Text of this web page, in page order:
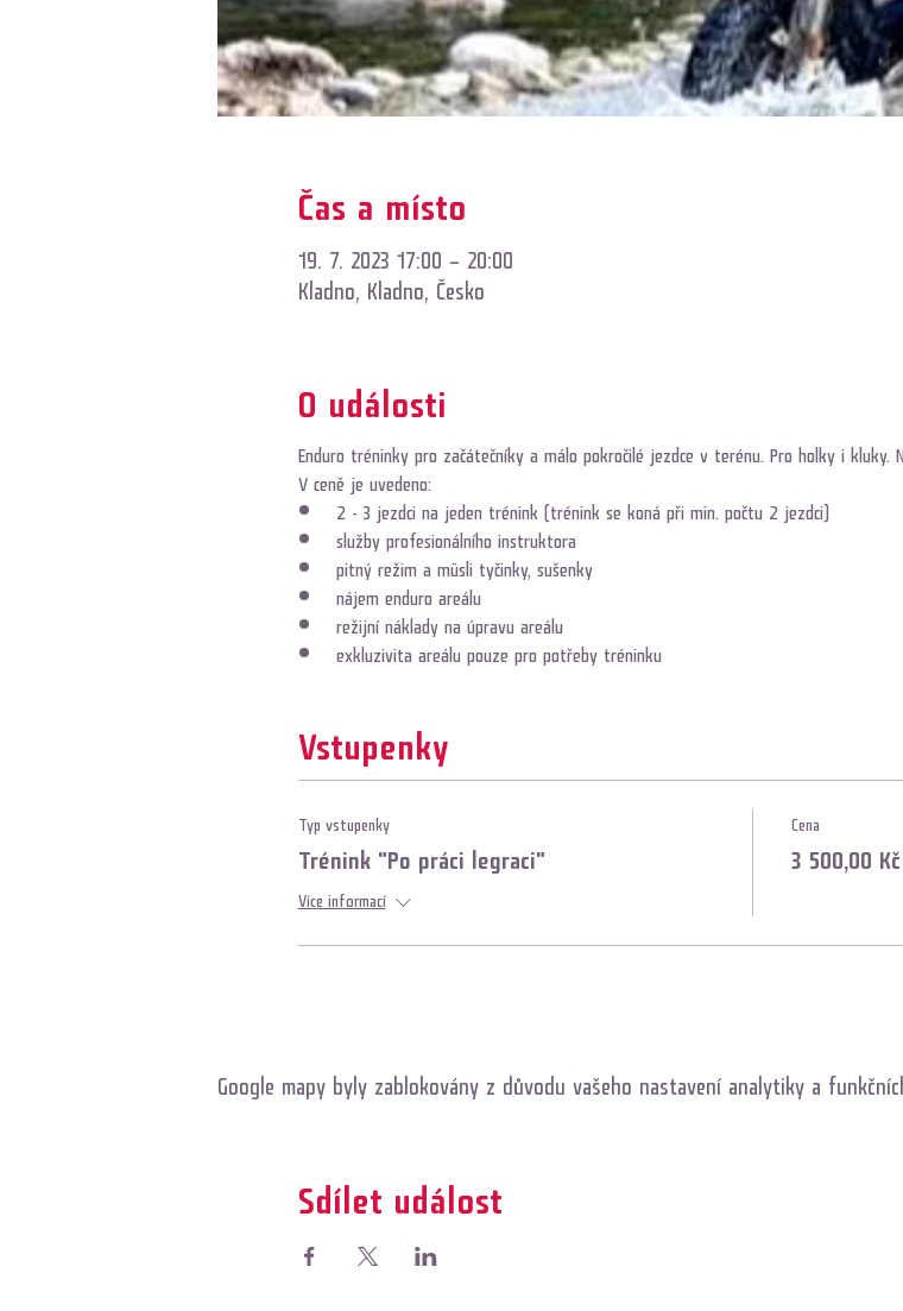
Čas a místo
19. 7. 2023 17:00 – 20:00
Kladno, Kladno, Česko
O události
Enduro tréninky pro začátečníky a málo pokročilé jezdce v terénu. Pro holky i kluky.
V ceně je uvedeno:
2 - 3 jezdci na jeden trénink (trénink se koná při min. počtu 2 jezdci)
služby profesionálního instruktora
pitný režim a müsli tyčinky, sušenky
nájem enduro areálu
režijní náklady na úpravu areálu
exkluzivita areálu pouze pro potřeby tréninku
Vstupenky
Typ vstupenky
Trénink "Po práci legraci"
Více informací
Cena
3 500,00 Kč
Google mapy byly zablokovány z důvodu vašeho nastavení analytiky a
Sdílet událost